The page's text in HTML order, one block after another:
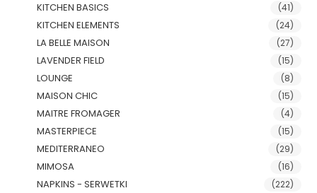
KITCHEN BASICS (41)
KITCHEN ELEMENTS (24)
LA BELLE MAISON (27)
LAVENDER FIELD (15)
LOUNGE (8)
MAISON CHIC (15)
MAITRE FROMAGER (4)
MASTERPIECE (15)
MEDITERRANEO (29)
MIMOSA (16)
NAPKINS - SERWETKI (222)